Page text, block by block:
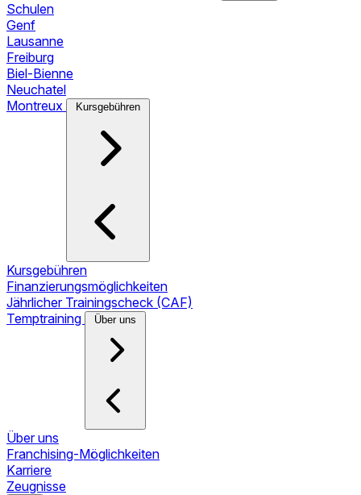
Schulen
Genf
Lausanne
Freiburg
Biel-Bienne
Neuchatel
Montreux
Kursgebühren
Kursgebühren
Finanzierungsmöglichkeiten
Jährlicher Trainingscheck (CAF)
Temptraining
Über uns
Über uns
Franchising-Möglichkeiten
Karriere
Zeugnisse